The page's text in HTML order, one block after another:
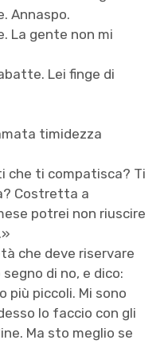
Annaspo.
La gente non mi
Lei finge di
timidezza
che ti compatisca? Ti
Costretta a
potrei non riuscire
che deve riservare
di no, e dico:
più piccoli. Mi sono
lo faccio con gli
Ma sto meglio se